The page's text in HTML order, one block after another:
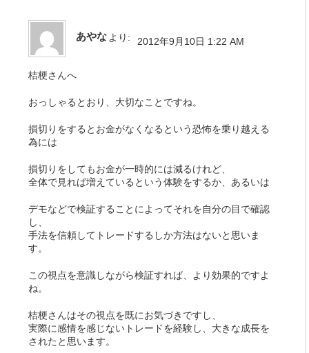
あやな より: 2012年9月10日 1:22 AM
桔梗さんへ
おっしゃるとおり、大切なことですね。
損切りをするとお金がなくなるという恐怖を乗り越える
為には
損切りをしてもお金が一時的には減るけれど、
全体で見れば増えているという体験をするか、あるいは
デモなどで検証することによってそれを自分の目で確認
し、
手法を信頼してトレードするしか方法はないと思いま
す。
この視点を意識しながら検証すれば、より効果的ですよ
ね。
桔梗さんはその視点を既にお気づきですし、
実際に感情を感じないトレードを経験し、大きな成長を
されたと思います。